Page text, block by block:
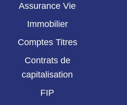
Assurance Vie
Immobilier
Comptes Titres
Contrats de
capitalisation
FIP